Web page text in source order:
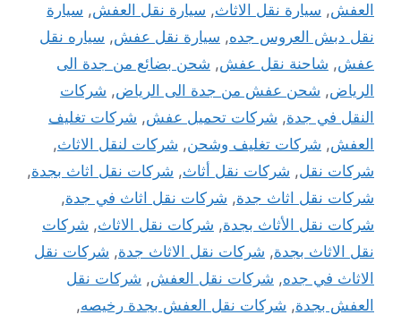
العفش, سيارة نقل الاثاث, سيارة نقل العفش, سيارة
نقل دبش العروس جده, سيارة نقل عفش, سياره نقل
عفش, شاحنة نقل عفش, شحن بضائع من جدة الى
الرياض, شحن عفش من جدة الى الرياض, شركات
النقل في جدة, شركات تحميل عفش, شركات تغليف
العفش, شركات تغليف وشحن, شركات لنقل الاثاث,
شركات نقل, شركات نقل أثاث, شركات نقل اثاث بجدة,
شركات نقل اثاث جدة, شركات نقل اثاث في جدة,
شركات نقل الأثاث بجدة, شركات نقل الاثاث, شركات
نقل الاثاث بجدة, شركات نقل الاثاث جدة, شركات نقل
الاثاث في جده, شركات نقل العفش, شركات نقل
العفش بجدة, شركات نقل العفش بجدة رخيصه,